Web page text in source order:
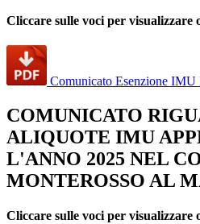
Cliccare sulle voci per visualizzare
Comunicato Esenzione IMU
COMUNICATO
ALIQUOTE IMU
L'ANNO 2025 NEL
MONTEROSSO AL
Cliccare sulle voci per visualizzare